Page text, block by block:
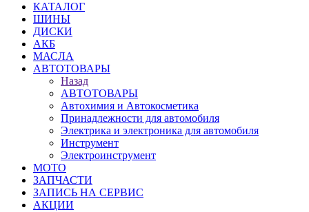
КАТАЛОГ
ШИНЫ
ДИСКИ
АКБ
МАСЛА
АВТОТОВАРЫ
Назад
АВТОТОВАРЫ
Автохимия и Автокосметика
Принадлежности для автомобиля
Электрика и электроника для автомобиля
Инструмент
Электроинструмент
МОТО
ЗАПЧАСТИ
ЗАПИСЬ НА СЕРВИС
АКЦИИ